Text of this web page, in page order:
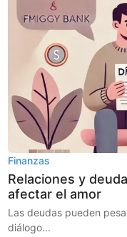
Finanzas
Relaciones y
afectar el amor
Las deudas pueden
diálogo...